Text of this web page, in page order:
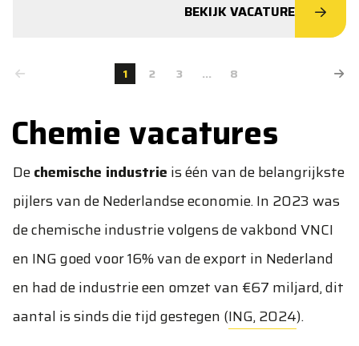
BEKIJK VACATURE
1 2 3 ... 8
Chemie vacatures
Dechemische industrie is één van de belangrijkste
pijlers van de Nederlandse economie. In 2023 was
de chemische industrie volgens de vakbond VNCI
en ING goed voor 16% van de export in Nederland
en had de industrie een omzet van €67 miljard, dit
aantal is sinds die tijd gestegen (ING, 2024).